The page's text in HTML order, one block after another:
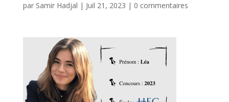
par Samir Hadjal | Juil 21, 2023 | 0 commentaires